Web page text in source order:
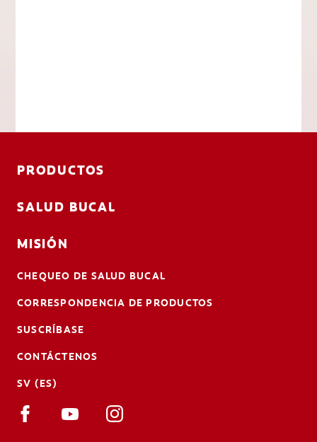
PRODUCTOS
SALUD BUCAL
MISIÓN
CHEQUEO DE SALUD BUCAL
CORRESPONDENCIA DE PRODUCTOS
SUSCRÍBASE
CONTÁCTENOS
SV (ES)